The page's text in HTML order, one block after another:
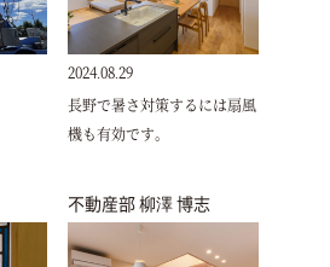
2024.08.29
長野で暑さ対策するには扇風
機も有効です。
不動産部 柳澤 博志